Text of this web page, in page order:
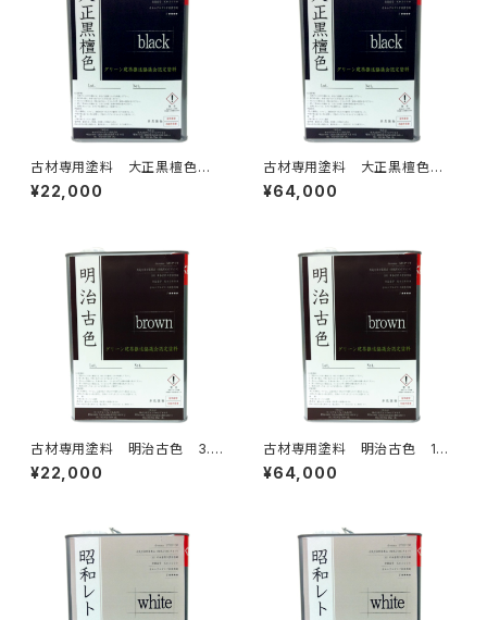
古材専用塗料 大正黒檀色
3.5kg
¥22,000
古材専用塗料 大正黒檀色 1
5kg
¥64,000
古材専用塗料 明治古色 3.5
kg
¥22,000
古材専用塗料 明治古色 15k
g
¥64,000